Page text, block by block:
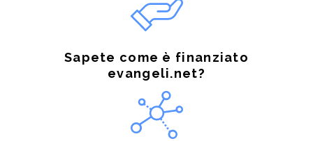
Sapete come è finanziato
evangeli.net?